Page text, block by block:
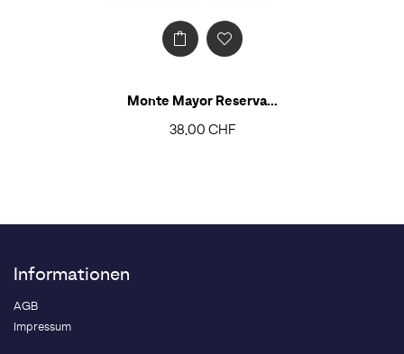
Monte Mayor Reserva...
38,00 CHF
Informationen
AGB
Impressum